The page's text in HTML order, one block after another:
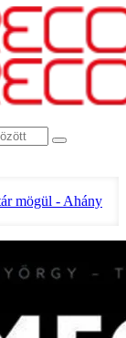
mögül - Ahány